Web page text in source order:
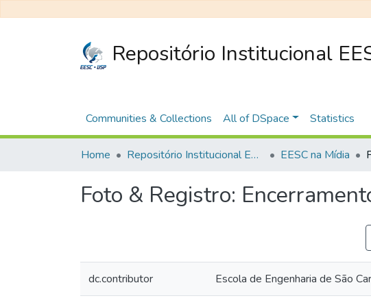
Repositório Institucional
Communities & Collections All of DSpace Statistics
Home Repositório Institucional EESC EESC na Mídia
Foto & Registro:
dc.contributor Escola de Engenharia de São